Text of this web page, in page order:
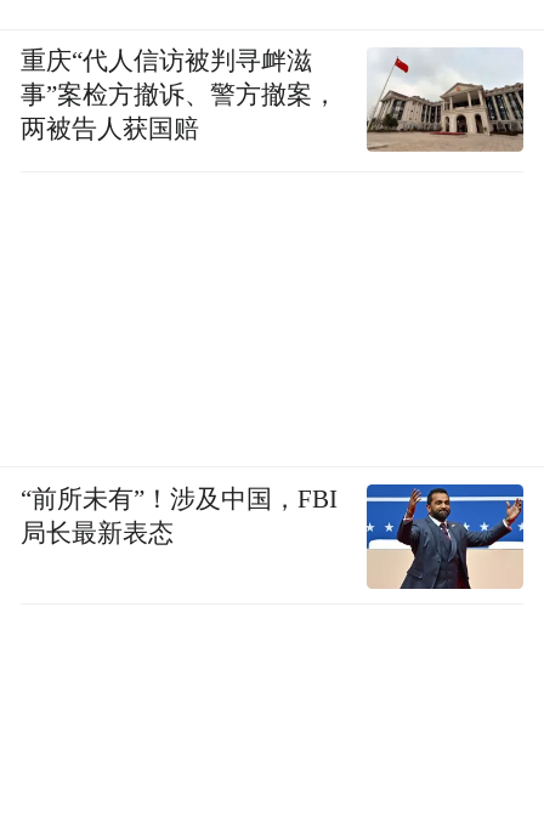
重庆“代人信访被判寻衅滋
事”案检方撤诉、警方撤案，
两被告人获国赔
“前所未有”！涉及中国，FBI
局长最新表态